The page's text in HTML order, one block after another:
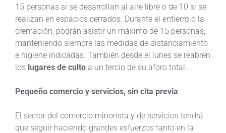
15 personas si se desarrollan al aire libre o de 10 si se
realizan en espacios cerrados. Durante el entierro o la
cremación, podrán asistir un máximo de 15 personas,
manteniendo siempre las medidas de distanciamiento
e higiene indicadas. También desde el lunes se reabren
los lugares de culto a un tercio de su aforo total.
Pequeño comercio y servicios, sin cita previa
El sector del comercio minorista y de servicios tendrá
que seguir haciendo grandes esfuerzos tanto en la